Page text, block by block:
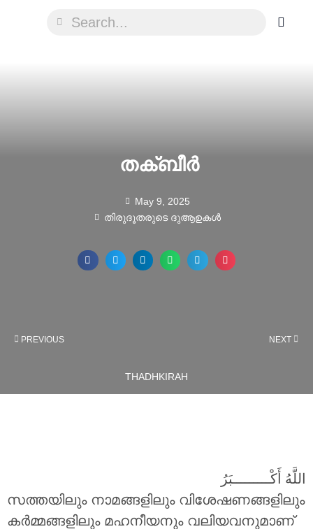
തക്ബീർ
May 9, 2025
തിരുദൂതരുടെ ദുആഉകൾ
PREVIOUS NEXT
THADHKIRAH
اللَّهُ أَكْـــــــــبَرُ
സത്തയിലും നാമങ്ങളിലും വിശേഷണങ്ങളിലും
കർമ്മങ്ങളിലും മഹനീയനും വലിയവനുമാണ്